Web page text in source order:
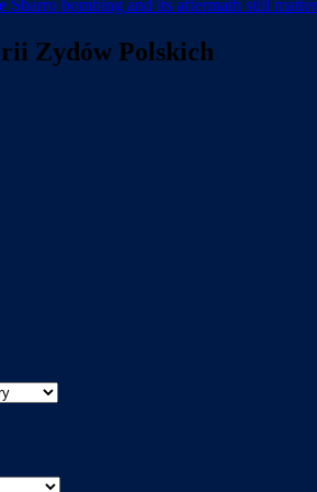
Sbarro bombing and its aftermath still matter
Zydów Polskich